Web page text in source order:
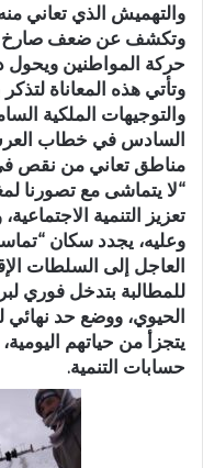
والتهميش الذي تعاني
وتكشف عن ضعف صارخ في
حركة المواطنين
وتأتي هذه المعاناة
والتوجيهات الملكية
السادس في خطاب
مناطق تعاني من نقص في
“لا يتماشى مع تصورنا
تعزيز التنمية
وعليه، يجدد سكان
العاجل إلى السلطات
للمطالبة بتدخل فوري
الحيوي، ووضع حد نهائي
يتجزأ من حياتهم
حسابات التنمية.